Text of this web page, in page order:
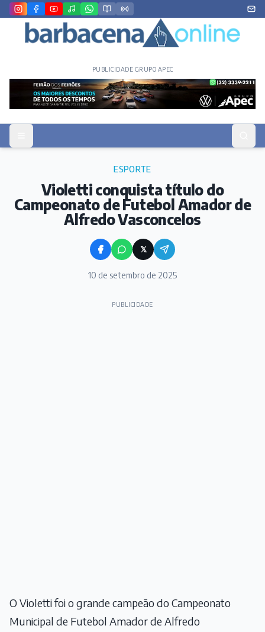
PUBLICIDADE GRUPO APEC
ESPORTE
Violetti conquista título do
Campeonato de Futebol Amador de
Alfredo Vasconcelos
𝕏
10 de setembro de 2025
PUBLICIDADE
O Violetti foi o grande campeão do Campeonato
Municipal de Futebol Amador de Alfredo